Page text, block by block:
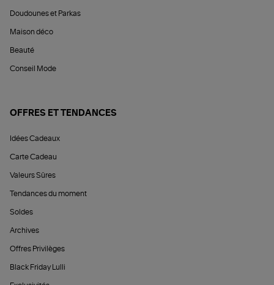
Doudounes et Parkas
Maison déco
Beauté
Conseil Mode
OFFRES ET TENDANCES
Idées Cadeaux
Carte Cadeau
Valeurs Sûres
Tendances du moment
Soldes
Archives
Offres Privilèges
Black Friday Lulli